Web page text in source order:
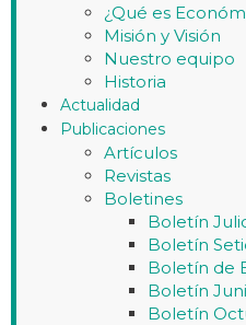
¿Qué es
Misión y Visión
Nuestro equipo
Historia
Actualidad
Publicaciones
Artículos
Revistas
Boletines
Boletín
Boletín
Boletín de
Boletín
Boletín